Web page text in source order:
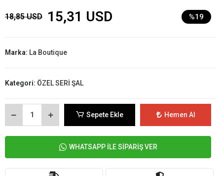
18,85 USD 15,31 USD %19
Marka: La Boutique
Kategori: ÖZEL SERİ ŞAL
Sepete Ekle Hemen Al
WHATSAPP İLE SİPARİŞ VER